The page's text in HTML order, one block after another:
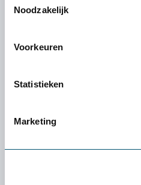
Noodzakelijk
Voorkeuren
Statistieken
Marketing